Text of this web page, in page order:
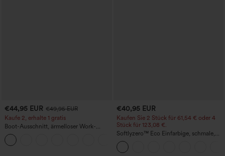
€44,95 EUR €49,95 EUR
Kaufe 2, erhalte 1 gratis
Boot-Ausschnitt, ärmelloser Work-
Jumpsuit mit seitlicher Bindung,
kühlender Cool-Touch-Effekt, gestreift
und mit Taschen – Easy Peezy Edition
€40,95 EUR
Kaufen Sie 2 Stück für 61,54 € oder 4
Stück für 123,08 €.
Softlyzero™ Eco Einfarbige, schmale,
hoch taillierte Wanderhose mit
mehreren Taschen